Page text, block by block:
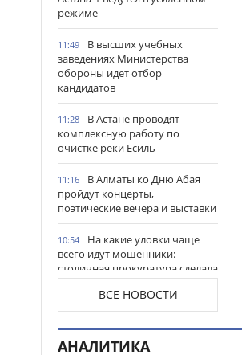
режиме
11:49
В высших учебных
заведениях Министерства
обороны идет отбор
кандидатов
11:28
В Астане проводят
комплексную работу по
очистке реки Есиль
11:16
В Алматы ко Дню Абая
пройдут концерты,
поэтические вечера и выставки
10:54
На какие уловки чаще
всего идут мошенники:
столичная прокуратура сделала
важное предупреждение
гражданам
10:44
Продкорпорация
увеличила финансирование
ВСЕ НОВОСТИ
АНАЛИТИКА